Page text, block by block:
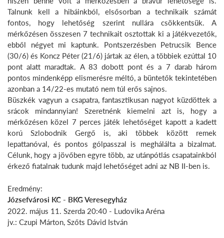
Talnunk kell a hibáinkból, elsősorban a technikaik számát
fontos, hogy lehetőség szerint nullára csökkentsük. A
mérkőzésen összesen 7 technikait osztottak ki a játékvezetők,
ebből négyet mi kaptunk. Pontszerzésben Petrucsik Bence
(30/6) és Koncz Péter (21/6) jártak az élen, a többiek ezúttal 10
pont alatt maradtak. A 83 dobott pont és a 7 darab három
pontos mindenképp elismerésre méltó, a büntetők tekintetében
azonban a 14/22-es mutató nem túl erős sajnos.
Büszkék vagyun a csapatra, fantasztikusan nagyot küzdöttek a
srácok mindannyian! Szeretnénk kiemelni azt is, hogy a
mérkőzésen közel 7 perces játék lehetőséget kapott a kadett
korú Szlobodnik Gergő is, aki többek között remek
lepattanóval, és pontos gólpasszal is meghálálta a bizalmat.
Célunk, hogy a jövőben egyre több, az utánpótlás csapatainkból
érkező fiatalnak tudunk majd lehetőséget adni az NB II-ben is.
Eredmény:
Józsefvárosi KC - BKG Veresegyház
2022. május 11. Szerda 20:40 - Ludovika Aréna
jv.: Czupi Márton, Szőts Dávid István